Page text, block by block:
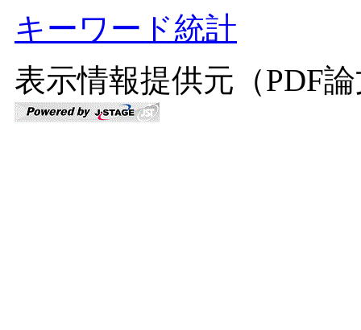
キーワード統計
表示情報提供元（PDF